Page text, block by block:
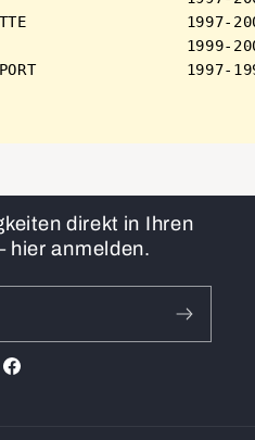
1997-
1999-
direkt in Ihren
hier anmelden.
Facebook